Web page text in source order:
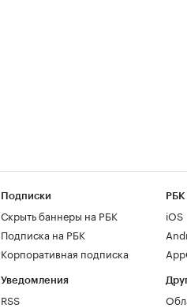
Подписки
Скрыть баннеры на РБК
Подписка на РБК
Корпоративная подписка
Уведомления
RSS
РБК
iOS